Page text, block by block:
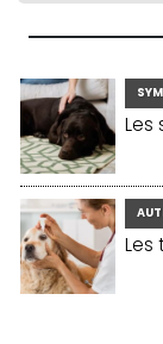
Les
Les